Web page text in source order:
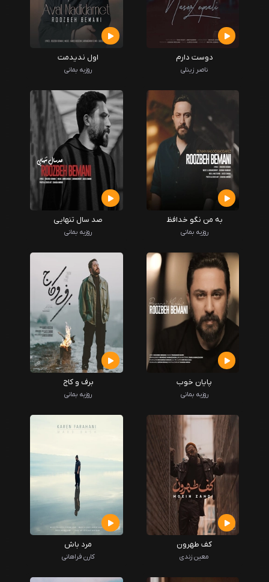
دوست دارم
ناصر زینلی
اول ندیدمت
روزبه بمانی
به من نگو خدافظ
روزبه بمانی
صد سال تنهایی
روزبه بمانی
پایان خوب
روزبه بمانی
برف و کاج
روزبه بمانی
کف طهرون
معین زندی
مرد باش
کارن فراهانی